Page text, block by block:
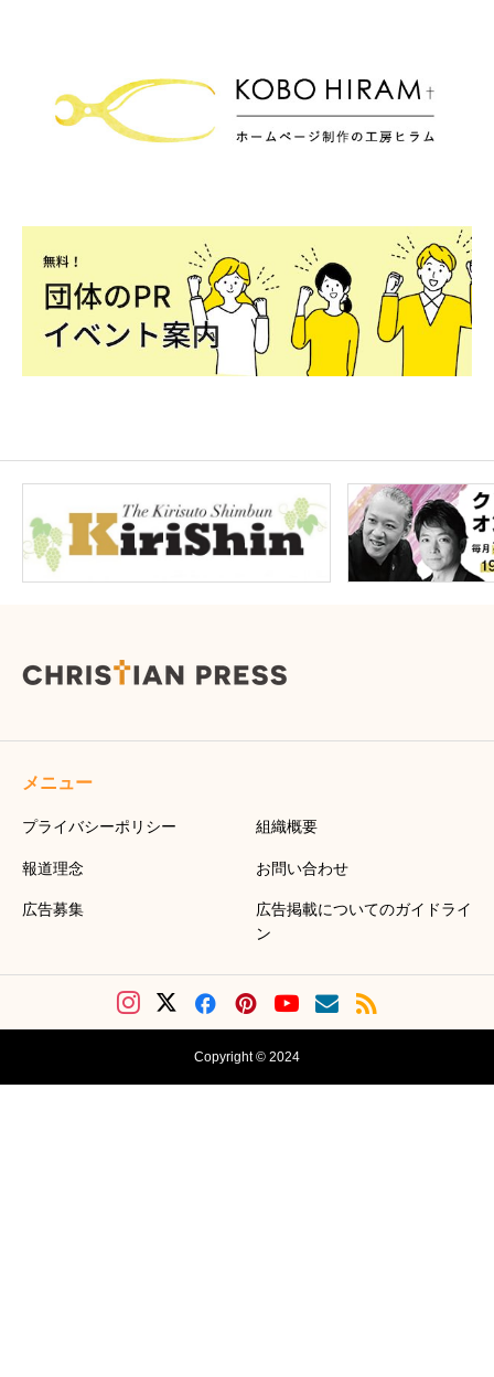
メニュー
プライバシーポリシー 組織概要
報道理念 お問い合わせ
広告募集
広告掲載についてのガイドライ
ン
Copyright © 2024